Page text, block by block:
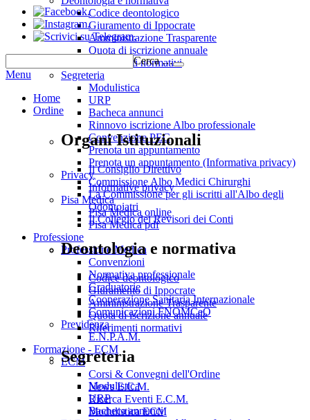
.
.
.
Cerca …
Menu
Home
Ordine
Organi Istituzionali
Il Consiglio Direttivo
Commissione Albo Medici Chirurghi
La Commissione per gli iscritti all'Albo degli
Odontoiatri
Il Collegio dei Revisori dei Conti
Deontologia e normativa
Codice deontologico
Giuramento di Ippocrate
Amministrazione Trasparente
Quota di iscrizione annuale
Riferimenti normativi
Segreteria
Modulistica
URP
Bacheca annunci
Codice deontologico
Giuramento di Ippocrate
Amministrazione Trasparente
Quota di iscrizione annuale
Riferimenti normativi
Segreteria
Modulistica
URP
Bacheca annunci
Rinnovo iscrizione Albo professionale
Convenzione PEC
Prenota un appuntamento
Prenota un appuntamento (Informativa privacy)
Privacy
Informative privacy
Pisa Medica
Pisa Medica online
Pisa Medica pdf
Professione
Professione Medica
Convenzioni
Normativa professionale
Graduatorie
Cooperazione Sanitaria Internazionale
Comunicazioni FNOMCeO
Previdenza
E.N.P.A.M.
Formazione - ECM
ECM
Corsi & Convegni dell'Ordine
News E.C.M.
Ricerca Eventi E.C.M.
Modulistica ECM